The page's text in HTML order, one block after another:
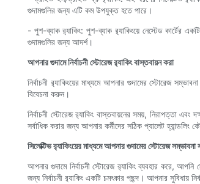
গুদামগুলির জন্য এটি কম উপযুক্ত হতে পারে।
- পুশ-ব্যাক র‍্যাকিং: পুশ-ব্যাক র‍্যাকিংয়ে নেস্টেড কার্টের
গুদামগুলির জন্য আদর্শ।
আপনার গুদামে নির্বাচনী স্টোরেজ র‍্যাকিং বাস্তবায়ন করা
নির্বাচনী র‍্যাকিংয়ের মাধ্যমে আপনার গুদামের স্টোরেজ
বিবেচনা করুন।
নির্বাচনী স্টোরেজ র‍্যাকিং বাস্তবায়নের সময়, নিরাপত্তা
সর্বাধিক করার জন্য আপনার কর্মীদের সঠিক প্যালেট হ্যান্ডলিং
সিলেক্টিভ র‍্যাকিংয়ের মাধ্যমে আপনার গুদামের স্টোরেজ সম্ভাবনা
আপনার গুদামে নির্বাচনী স্টোরেজ র‍্যাকিং ব্যবহার করে,
জন্য নির্বাচনী র‍্যাকিং একটি চমৎকার পছন্দ। আপনার সুবিধায়